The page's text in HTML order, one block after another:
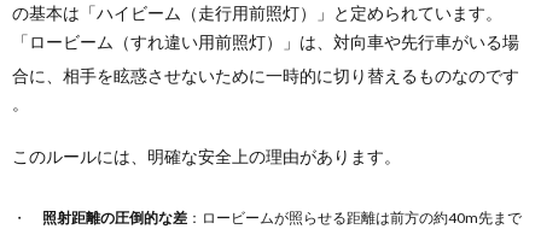
の基本は「ハイビーム（走行用前照灯）」と定められています。
「ロービーム（すれ違い用前照灯）」は、対向車や先行車がいる場
合に、相手を眩惑させないために一時的に切り替えるものなのです
。
このルールには、明確な安全上の理由があります。
照射距離の圧倒的な差 ：ロービームが照らせる距離は前方の約40m先まで